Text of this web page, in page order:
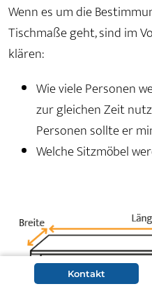
Wenn es um die
Tischmaße geht, sind im
klären:
Wie viele Personen
zur gleichen Zeit
Personen sollte er
Welche Sitzmöbel
Kontakt